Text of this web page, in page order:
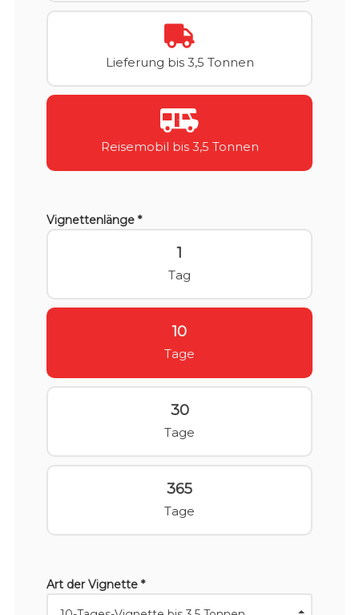
Lieferung bis 3,5 Tonnen
Reisemobil bis 3,5 Tonnen
Vignettenlänge *
1
Tag
10
Tage
30
Tage
365
Tage
Art der Vignette *